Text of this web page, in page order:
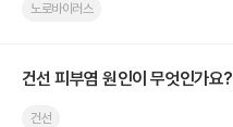
노로바이러스
건선 피부염 원인이 무엇인가요?
건선